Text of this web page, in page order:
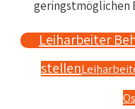
geringstmöglichen
Leiharbeiter
stellen